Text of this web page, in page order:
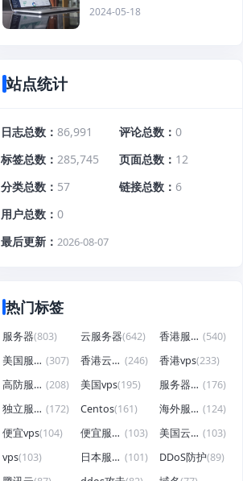
2024-05-18
站点统计
日志总数 86,991 评论总数
0
标签总数
285,745 页面总数
12
分类总数
57 链接总数
6
用户总数
0
最后更新
2026-08-07
热门标签
服务器(803) 云服务器(642) 香港服务器 (540)
美国服务器 (307) 香港云服务器 (246) 香港vps(233)
高防服务器 (208) 美国vps(195) 服务器租用 (176)
独立服务器 (172) Centos(161) 海外服务器 (124)
便宜vps(104) 便宜服务器 (103) 美国云服务器 (103)
vps(103) 日本服务器 (101) DDoS防护(89)